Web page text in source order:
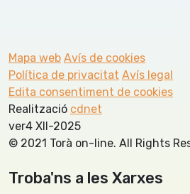
Mapa web Avís de cookies
Política de privacitat Avís legal
Edita consentiment de cookies
Realització cdnet
ver4 XII-2025
© 2021 Torà on-line. All Rights
Troba'ns a les Xarxes